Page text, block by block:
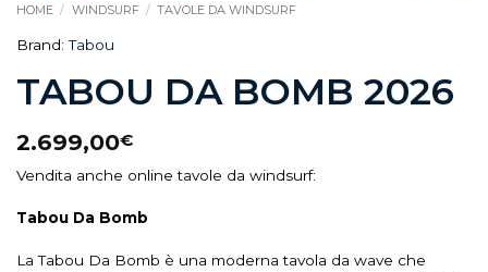
HOME / WINDSURF / TAVOLE DA WINDSURF
Brand:Tabou
TABOU DA BOMB 2026
2.699,00€
Vendita anche online tavole da windsurf:
Tabou Da Bomb
La Tabou Da Bomb è una moderna tavola da wave che